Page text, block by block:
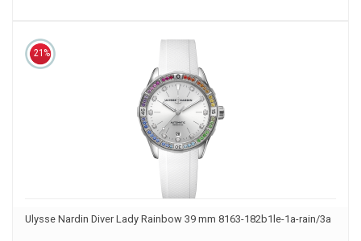
21%
Ulysse Nardin Diver Lady Rainbow 39 mm 8163-182b1le-1a-rain/3a